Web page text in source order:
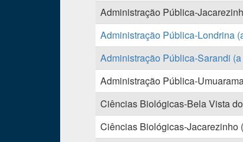
Administração Pública-
Administração Pública-Londrina
Administração Pública-Sarandi
Administração Pública-
Ciências Biológicas-Bela Vista
Ciências Biológicas-Jacarezinho